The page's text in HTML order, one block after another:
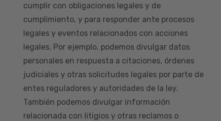
cumplir con obligaciones legales y de
cumplimiento, y para responder ante procesos
legales y eventos relacionados con acciones
legales. Por ejemplo, podemos divulgar datos
personales en respuesta a citaciones, órdenes
judiciales y otras solicitudes legales por parte de
entes reguladores y autoridades de la ley.
También podemos divulgar información
relacionada con litigios y otras reclamos o